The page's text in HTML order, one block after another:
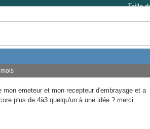
Taille
emeteur et mon recepteur d'embrayage et a
plus de 4à3 quelqu'un à une idée ? merci.